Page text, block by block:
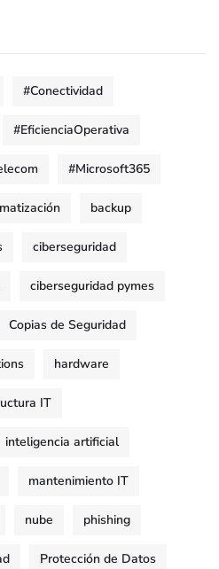
#Conectividad
#EficienciaOperativa
#Microsoft365
backup
ciberseguridad
ciberseguridad pymes
Copias de Seguridad
hardware
IT
inteligencia artificial
mantenimiento IT
nube phishing
Protección de Datos